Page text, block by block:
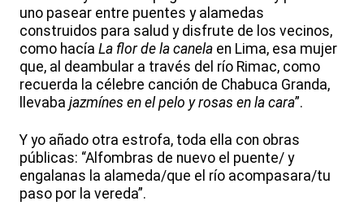
uno pasear entre puentes y alamedas
construidos para salud y disfrute de los vecinos,
como hacía La flor de la canela en Lima, esa mujer
que, al deambular a través del río Rimac, como
recuerda la célebre canción de Chabuca Granda,
llevaba jazmínes en el pelo y rosas en la cara”.
Y yo añado otra estrofa, toda ella con obras
públicas: “Alfombras de nuevo el puente/ y
engalanas la alameda/que el río acompasara/tu
paso por la vereda”.